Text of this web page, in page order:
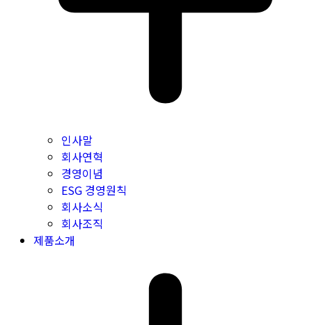
인사말
회사연혁
경영이념
ESG 경영원칙
회사소식
회사조직
제품소개